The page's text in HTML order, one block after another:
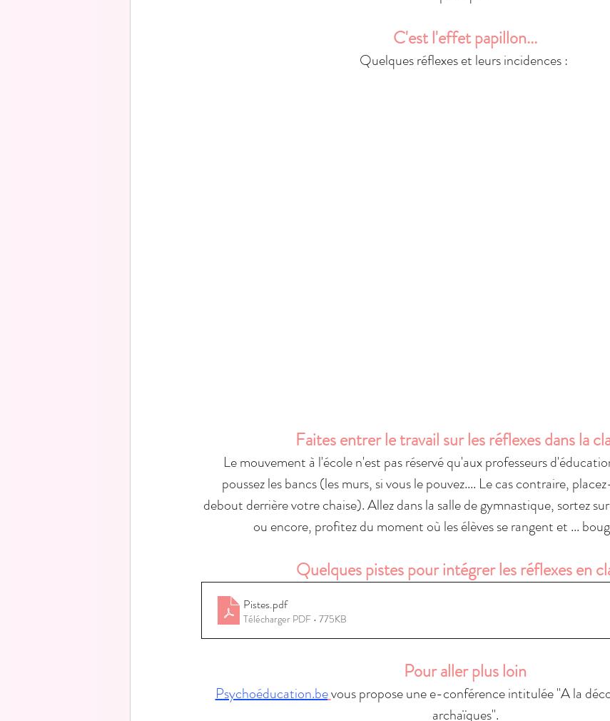
C'est l'effet papillon...
Quelques réflexes et leurs incidences :
Faites entrer le travail sur les réflexes dans la
Le mouvement à l'école n'est pas réservé qu'aux professeurs
poussez les bancs (les murs, si vous le pouvez.... Le cas contraire,
debout derrière votre chaise). Allez dans la salle de gymnastique, sortez
ou encore, profitez du moment où les élèves se rangent et ...
Quelques pistes pour intégrer les réflexes en
Pistes.pdf
Télécharger PDF • 775KB
Pour aller plus loin
Psychoéducation.bevous propose une e-conférence intitulée "A la
archaïques".